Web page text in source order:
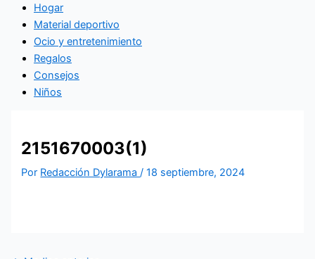
Hogar
Material deportivo
Ocio y entretenimiento
Regalos
Consejos
Niños
2151670003(1)
Por Redacción Dylarama/18 septiembre, 2024